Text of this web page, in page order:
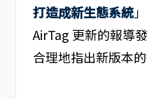
打造成新生態系統
AirTag 更新的報導
合理地指出新版本